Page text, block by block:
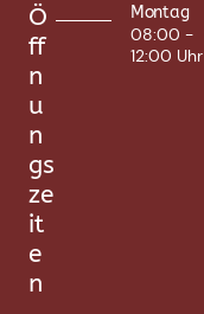
Ö
ff
n
u
n
gs
ze
it
e
n
Montag
08:00 -
12:00 Uhr